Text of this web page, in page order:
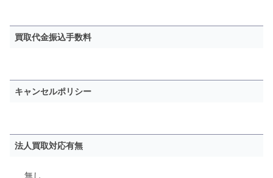
買取代金振込手数料
キャンセルポリシー
法人買取対応有無